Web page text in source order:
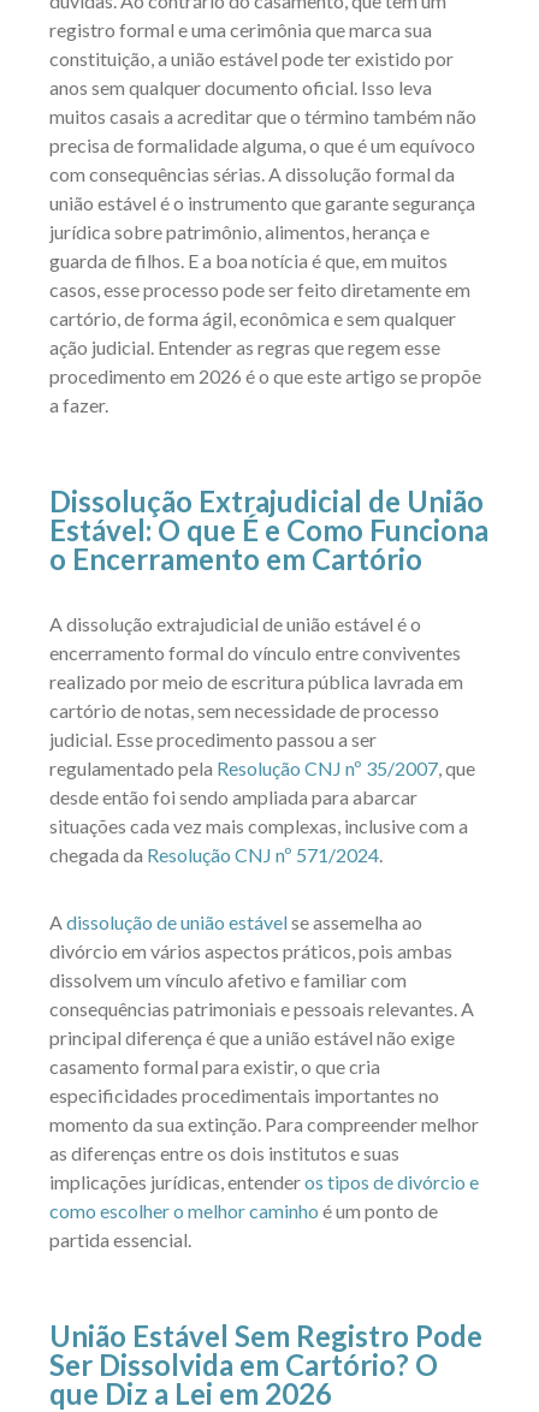
registro formal e uma cerimônia que marca sua
constituição, a união estável pode ter existido por
anos sem qualquer documento oficial. Isso leva
muitos casais a acreditar que o término também não
precisa de formalidade alguma, o que é um equívoco
com consequências sérias. A dissolução formal da
união estável é o instrumento que garante segurança
jurídica sobre patrimônio, alimentos, herança e
guarda de filhos. E a boa notícia é que, em muitos
casos, esse processo pode ser feito diretamente em
cartório, de forma ágil, econômica e sem qualquer
ação judicial. Entender as regras que regem esse
procedimento em 2026 é o que este artigo se propõe
a fazer.
Dissolução Extrajudicial de União
Estável: O que É e Como Funciona
o Encerramento em Cartório
A dissolução extrajudicial de união estável é o
encerramento formal do vínculo entre conviventes
realizado por meio de escritura pública lavrada em
cartório de notas, sem necessidade de processo
judicial. Esse procedimento passou a ser
regulamentado pela Resolução CNJ nº 35/2007 , que
desde então foi sendo ampliada para abarcar
situações cada vez mais complexas, inclusive com a
chegada da Resolução CNJ nº 571/2024
A dissolução de união estávelse assemelha ao
divórcio em vários aspectos práticos, pois ambas
dissolvem um vínculo afetivo e familiar com
consequências patrimoniais e pessoais relevantes. A
principal diferença é que a união estável não exige
casamento formal para existir, o que cria
especificidades procedimentais importantes no
momento da sua extinção. Para compreender melhor
as diferenças entre os dois institutos e suas
implicações jurídicas, entenderos tipos de divórcio e
como escolher o melhor caminho é um ponto de
partida essencial.
União Estável Sem Registro Pode
Ser Dissolvida em Cartório? O
que Diz a Lei em 2026